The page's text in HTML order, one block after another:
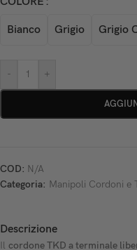
Bianco Grigio Grigio
- +
COD: N/A
Categoria: Manipoli Cordoni e
Descrizione
Il cordone TKD a terminale